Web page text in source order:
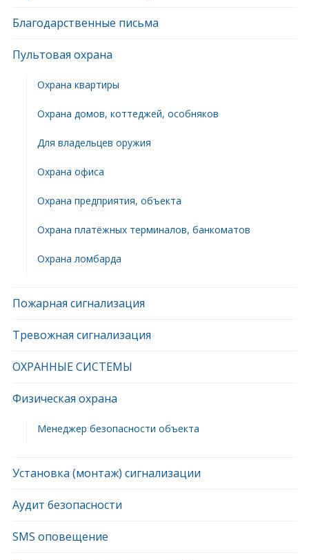
Благодарственные письма
Пультовая охрана
Охрана квартиры
Охрана домов, коттеджей, особняков
Для владельцев оружия
Охрана офиса
Охрана предприятия, объекта
Охрана платёжных терминалов, банкоматов
Охрана ломбарда
Пожарная сигнализация
Тревожная сигнализация
ОХРАННЫЕ СИСТЕМЫ
Физическая охрана
Менеджер безопасности объекта
Установка (монтаж) сигнализации
Аудит безопасности
SMS оповещение